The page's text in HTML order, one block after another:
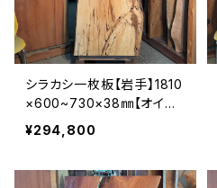
シラカシ一枚板【岩手】1810
×600~730×38㎜【オイル
塗装 仕上げ済み】
¥294,800